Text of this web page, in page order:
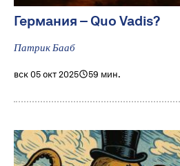
Германия – Quo Vadis?
Патрик Бааб
вск 05 окт 2025 59 мин.